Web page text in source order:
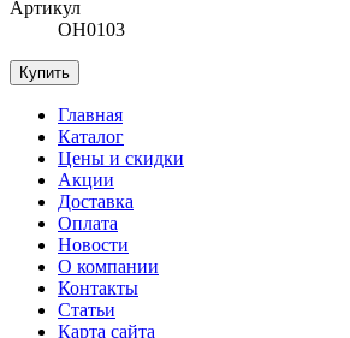
Артикул
ОН0103
Купить
Главная
Каталог
Цены и скидки
Акции
Доставка
Оплата
Новости
О компании
Контакты
Статьи
Карта сайта